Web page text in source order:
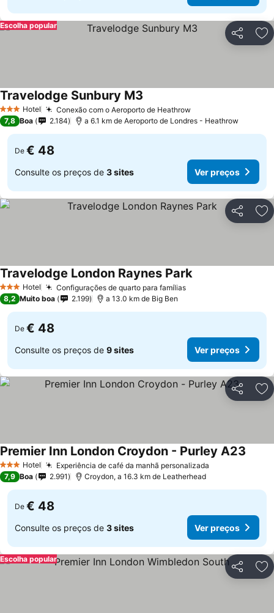
Partilhar
Escolha popular
3 EstrelasHotel Conexão com o Aeroporto de Heathrow
Travelodge Sunbury M3
7,8 Boa 2.184 a 6.1 km de Aeroporto de Londres - Heathrow
De € 48
Consulte os preços de 3 sites Ver preços
Partilhar
3 EstrelasHotel Configurações de quarto para famílias
Travelodge London Raynes Park
8,2 Muito boa 2.199 a 13.0 km de Big Ben
De € 48
Consulte os preços de 9 sites Ver preços
Partilhar
3 EstrelasHotel Experiência de café da manhã personalizada
Premier Inn London Croydon - Purley A23
7,9 Boa 2.991 Croydon, a 16.3 km de Leatherhead
De € 48
Consulte os preços de 3 sites Ver preços
Partilhar
Escolha popular